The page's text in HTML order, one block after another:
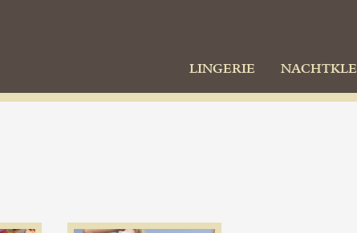
LINGERIE